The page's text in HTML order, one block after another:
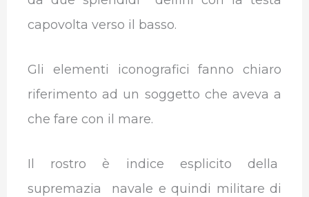
capovolta verso il basso.
Gli elementi iconografici fanno chiaro
riferimento ad un soggetto che aveva a
che fare con il mare.
Il rostro è indice esplicito della
supremazia navale e quindi militare di